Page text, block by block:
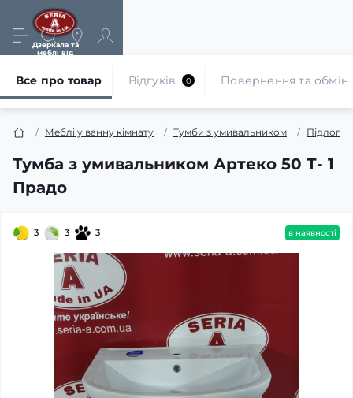
Дзеркала та
меблі від
Меблі у ванну кімнату Тумби з умивальником
Тумба з умивальником Артеко 50 Т- 1
Прадо
Все про товар Відгуків 0 Повернення та обмін
3 3 3 в наявності